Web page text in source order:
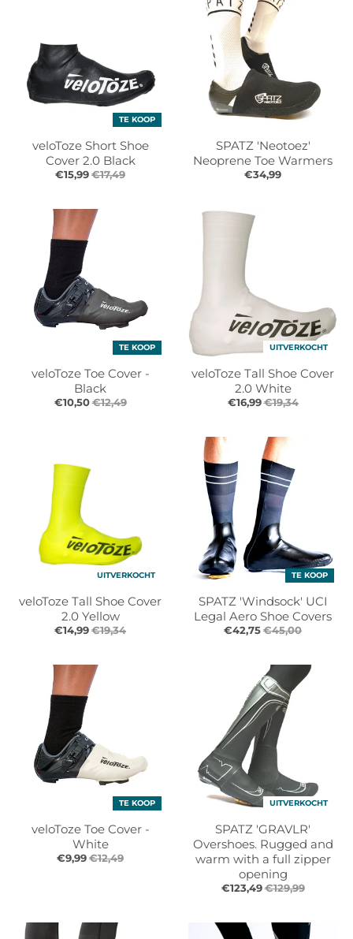
TE KOOP
veloToze Short Shoe
Cover 2.0 Black
€15,99€17,49
SPATZ 'Neotoez'
Neoprene Toe Warmers
€34,99
TE KOOP
veloToze Toe Cover -
Black
€10,50€12,49
UITVERKOCHT
veloToze Tall Shoe Cover
2.0 White
€16,99€19,34
UITVERKOCHT
veloToze Tall Shoe Cover
2.0 Yellow
€14,99€19,34
TE KOOP
SPATZ 'Windsock' UCI
Legal Aero Shoe Covers
€42,75€45,00
TE KOOP
veloToze Toe Cover -
White
€9,99€12,49
UITVERKOCHT
SPATZ 'GRAVLR'
Overshoes. Rugged and
warm with a full zipper
opening
€123,49€129,99